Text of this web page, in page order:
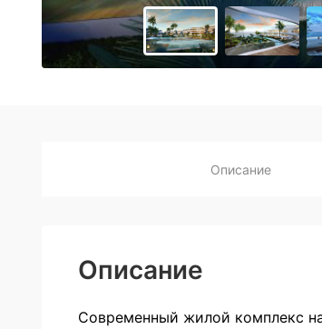
Описание
Описание
Современный жилой комплекс